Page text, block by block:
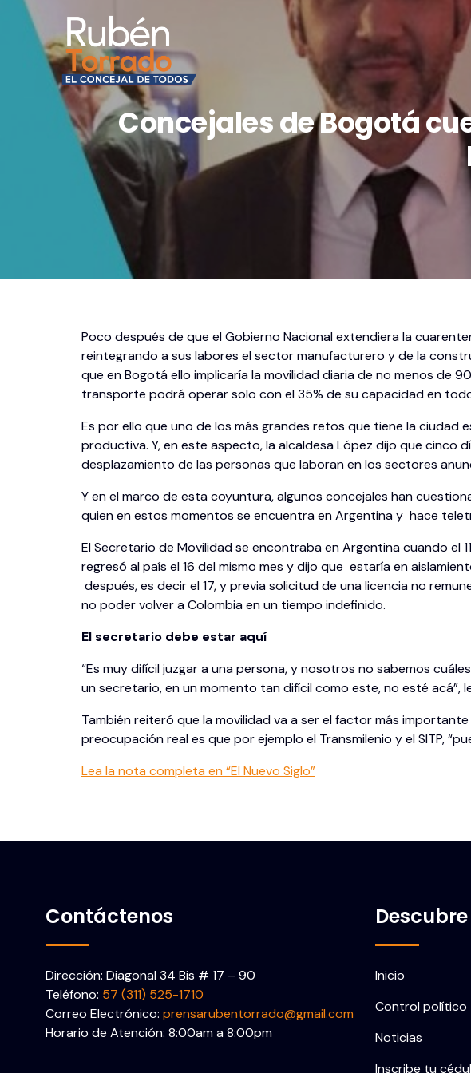
Concejales de Bogotá
Poco después de que el Gobierno Nacional extendiera la
reintegrando a sus labores el sector manufacturero y de la
que en Bogotá ello implicaría la movilidad diaria de no menos de
transporte podrá operar solo con el 35% de su capacidad en
Es por ello que uno de los más grandes retos que tiene la
productiva. Y, en este aspecto, la alcaldesa López dijo que cinco
desplazamiento de las personas que laboran en los sectores
Y en el marco de esta coyuntura, algunos concejales han
quien en estos momentos se encuentra en Argentina y hace
El Secretario de Movilidad se encontraba en Argentina cuando el
regresó al país el 16 del mismo mes y dijo que estaría en
después, es decir el 17, y previa solicitud de una licencia no
no poder volver a Colombia en un tiempo indefinido.
El secretario debe estar aquí
“Es muy difícil juzgar a una persona, y nosotros no sabemos
un secretario, en un momento tan difícil como este, no esté acá”, le
También reiteró que la movilidad va a ser el factor más
preocupación real es que por ejemplo el Transmilenio y el SITP,
Lea la nota completa en “El Nuevo Siglo”
Contáctenos
Dirección: Diagonal 34 Bis # 17 – 90
Teléfono: 57 (311) 525-1710
Correo Electrónico: prensarubentorrado@gmail.com
Horario de Atención: 8:00am a 8:00pm
Inicio
Control político
Noticias
Inscribe tu